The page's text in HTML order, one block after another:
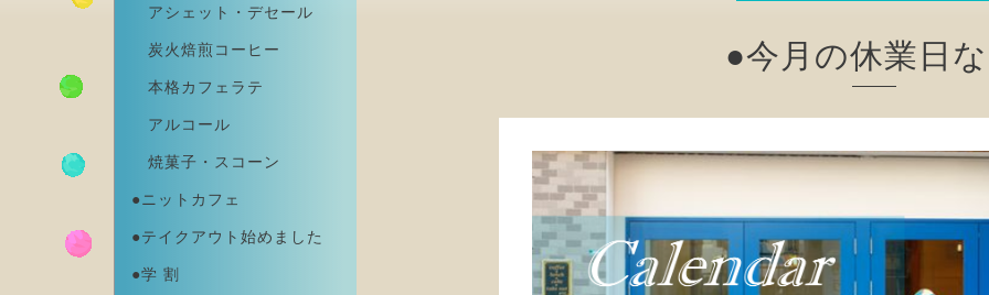
アシェット・デセール
炭火焙煎コーヒー
本格カフェラテ
アルコール
焼菓子・スコーン
●ニットカフェ
●テイクアウト始めました
●学 割
●今月の休業日